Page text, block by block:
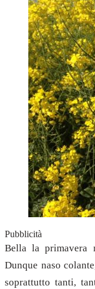
Pubblicità
Bella la primavera
Dunque naso
soprattutto tanti,